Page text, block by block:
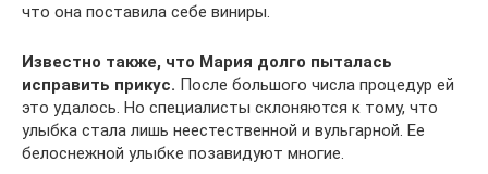
что она поставила себе виниры.
Известно также, что Мария долго пыталась
исправить прикус. После большого числа процедур ей
это удалось. Но специалисты склоняются к тому, что
улыбка стала лишь неестественной и вульгарной. Ее
белоснежной улыбке позавидуют многие.